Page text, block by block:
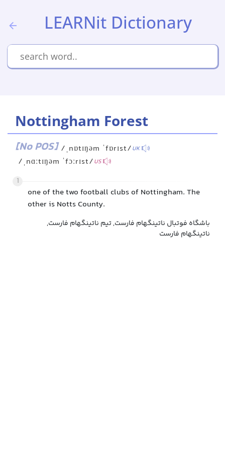
LEARNit Dictionary
Nottingham Forest
[No POS] /ˌnɒtɪŋəm ˈfɒrɪst/UK
/ˌnɑːtɪŋəm ˈfɔːrɪst/US
1
one of the two football clubs of Nottingham. The
other is Notts County.
باشگاه فوتبال ناتینگهام فارست, تیم ناتینگهام فارست,
ناتینگهام فارست